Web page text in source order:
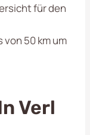
für den
50 km um
Verl